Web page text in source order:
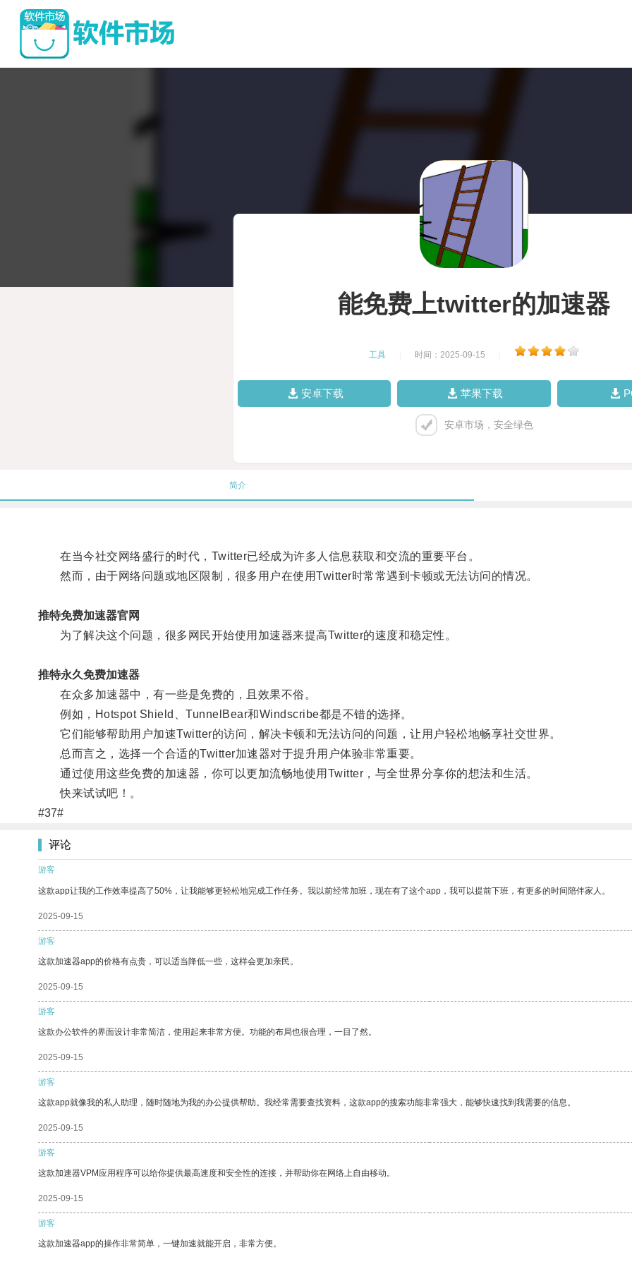
能免费上twitter的加速器
工具 时间：2025-09-15
安卓下载 苹果下载
安卓市场，安全绿色
简介
在当今社交网络盛行的时代，Twitter已经成为许多人信息获取和交流的重要平台。
然而，由于网络问题或地区限制，很多用户在使用Twitter时常常遇到卡顿或无法访问的情况。
推特免费加速器官网
为了解决这个问题，很多网民开始使用加速器来提高Twitter的速度和稳定性。
推特永久免费加速器
在众多加速器中，有一些是免费的，且效果不俗。
例如，Hotspot Shield、TunnelBear和Windscribe都是不错的选择。
它们能够帮助用户加速Twitter的访问，解决卡顿和无法访问的问题，让用户轻松地畅享社交世界。
总而言之，选择一个合适的Twitter加速器对于提升用户体验非常重要。
通过使用这些免费的加速器，你可以更加流畅地使用Twitter，与全世界分享你的想法和生活。
快来试试吧！。
#37#
评论
游客
这款app让我的工作效率提高了50%，让我能够更轻松地完成工作任务。我以前经常加班，现在有了这个app，我可以提前下班，有更多的时间陪伴家人。
2025-09-15
游客
这款加速器app的价格有点贵，可以适当降低一些，这样会更加亲民。
2025-09-15
游客
这款办公软件的界面设计非常简洁，使用起来非常方便。功能的布局也很合理，一目了然。
2025-09-15
游客
这款app就像我的私人助理，随时随地为我的办公提供帮助。我经常需要查找资料，这款app的搜索功能非常强大，能够快速找到我需要的信息。
2025-09-15
游客
这款加速器VPM应用程序可以给你提供最高速度和安全性的连接，并帮助你在网络上自由移动。
2025-09-15
游客
这款加速器app的操作非常简单，一键加速就能开启，非常方便。